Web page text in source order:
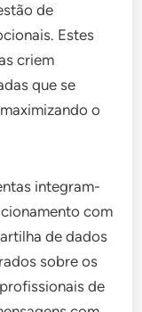
de
Estes
criem
que se
o
integram-
com
de dados
sobre os
de